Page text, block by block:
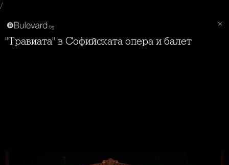
/
"Травиата" в Софийската опера и балет